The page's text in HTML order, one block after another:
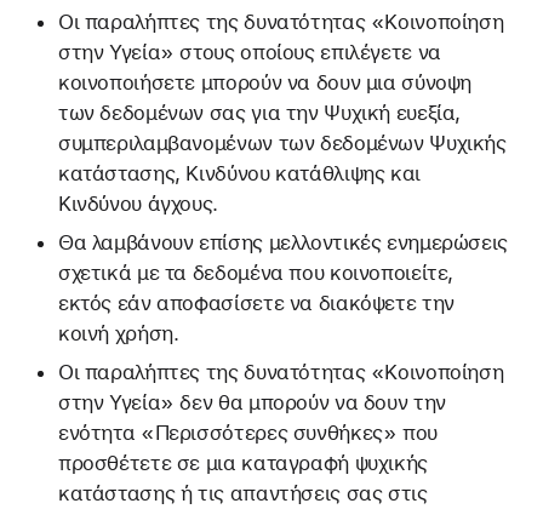
Οι παραλήπτες της δυνατότητας «Κοινοποίηση
στην Υγεία» στους οποίους επιλέγετε να
κοινοποιήσετε μπορούν να δουν μια σύνοψη
των δεδομένων σας για την Ψυχική ευεξία,
συμπεριλαμβανομένων των δεδομένων Ψυχικής
κατάστασης, Κινδύνου κατάθλιψης και
Κινδύνου άγχους.
Θα λαμβάνουν επίσης μελλοντικές ενημερώσεις
σχετικά με τα δεδομένα που κοινοποιείτε,
εκτός εάν αποφασίσετε να διακόψετε την
κοινή χρήση.
Οι παραλήπτες της δυνατότητας «Κοινοποίηση
στην Υγεία» δεν θα μπορούν να δουν την
ενότητα «Περισσότερες συνθήκες» που
προσθέτετε σε μια καταγραφή ψυχικής
κατάστασης ή τις απαντήσεις σας στις